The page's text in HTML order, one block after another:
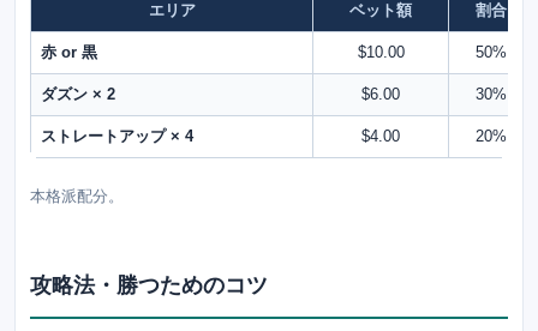
エリア ベット額 割合
赤 or 黒 $10.00 50%
ダズン × 2 $6.00 30%
ストレートアップ × 4 $4.00 20%
本格派配分。
攻略法・勝つためのコツ